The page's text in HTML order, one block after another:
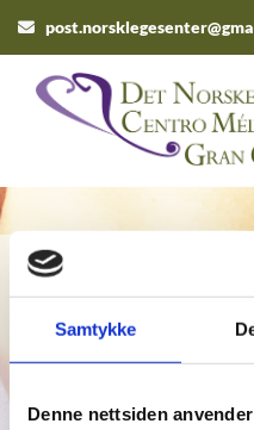
Samtykke
Denne nettsiden
